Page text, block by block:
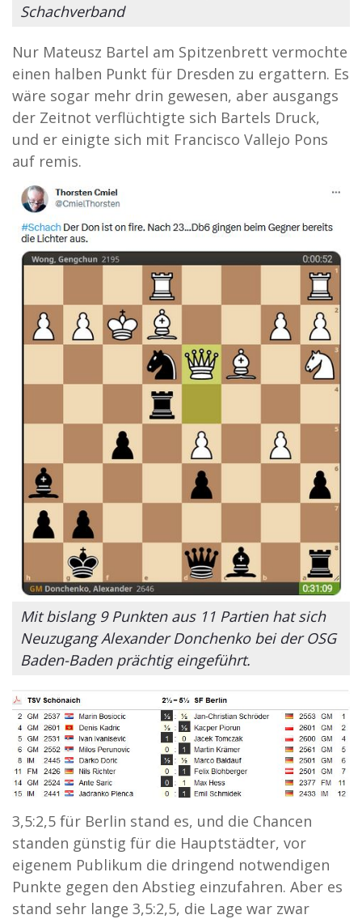
Schachverband
Nur Mateusz Bartel am Spitzenbrett vermochte
einen halben Punkt für Dresden zu ergattern. Es
wäre sogar mehr drin gewesen, aber ausgangs
der Zeitnot verflüchtigte sich Bartels Druck,
und er einigte sich mit Francisco Vallejo Pons
auf remis.
Mit bislang 9 Punkten aus 11 Partien hat sich
Neuzugang Alexander Donchenko bei der OSG
Baden-Baden prächtig eingeführt.
3,5:2,5 für Berlin stand es, und die Chancen
standen günstig für die Hauptstädter, vor
eigenem Publikum die dringend notwendigen
Punkte gegen den Abstieg einzufahren. Aber es
stand sehr lange 3,5:2,5, die Lage war zwar